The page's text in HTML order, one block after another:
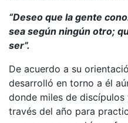
“Deseo que la gente
sea según ningún otro;
ser”.
De acuerdo a su
desarrolló en torno a él
donde miles de discípulos
través del año para